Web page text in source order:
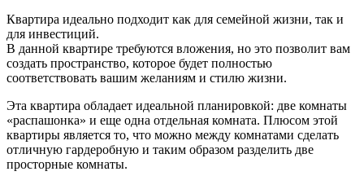
Квартира идеально подходит как для семейной жизни, так и
для инвестиций.
В данной квартире требуются вложения, но это позволит вам
создать пространство, которое будет полностью
соответствовать вашим желаниям и стилю жизни.
Эта квартира обладает идеальной планировкой: две комнаты
«распашонка» и еще одна отдельная комната. Плюсом этой
квартиры является то, что можно между комнатами сделать
отличную гардеробную и таким образом разделить две
просторные комнаты.